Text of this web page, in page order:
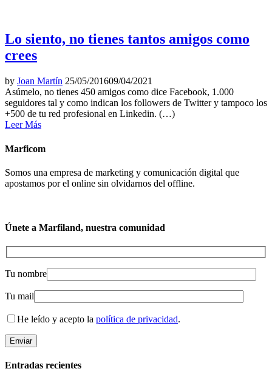
Lo siento, no tienes tantos amigos como
crees
by Joan Martín 25/05/201609/04/2021
Asúmelo, no tienes 450 amigos como dice Facebook, 1.000
seguidores tal y como indican los followers de Twitter y tampoco los
+500 de tu red profesional en Linkedin. (…)
Leer Más
Marficom
Somos una empresa de marketing y comunicación digital que
apostamos por el online sin olvidarnos del offline.
Únete a Marfiland, nuestra comunidad
Tu nombre
Tu mail
He leído y acepto la política de privacidad.
Entradas recientes